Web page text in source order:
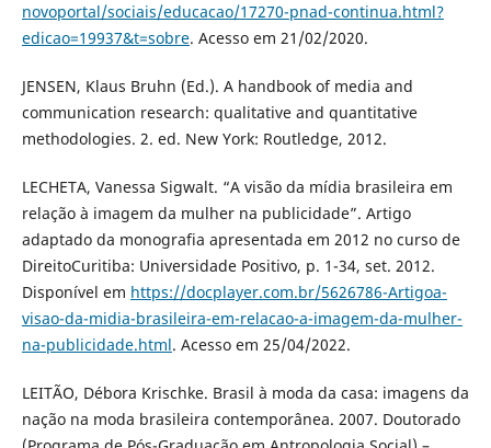
novoportal/sociais/educacao/17270-pnad-continua.html?
edicao=19937&t=sobre. Acesso em 21/02/2020.
JENSEN, Klaus Bruhn (Ed.). A handbook of media and
communication research: qualitative and quantitative
methodologies. 2. ed. New York: Routledge, 2012.
LECHETA, Vanessa Sigwalt. “A visão da mídia brasileira em
relação à imagem da mulher na publicidade”. Artigo
adaptado da monografia apresentada em 2012 no curso de
DireitoCuritiba: Universidade Positivo, p. 1-34, set. 2012.
Disponível em https://docplayer.com.br/5626786-Artigoa-
visao-da-midia-brasileira-em-relacao-a-imagem-da-mulher-
na-publicidade.html. Acesso em 25/04/2022.
LEITÃO, Débora Krischke. Brasil à moda da casa: imagens da
nação na moda brasileira contemporânea. 2007. Doutorado